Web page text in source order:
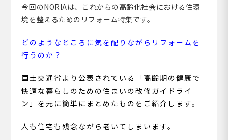
今回のNORIAは、これからの高齢化社会における住環
境を整えるためのリフォーム特集です。
どのようなところに気を配りながらリフォームを
行うのか？
国土交通省より公表されている「高齢期の健康で
快適な暮らしのための住まいの改修ガイドライ
ン」を元に簡単にまとめたものをご紹介します。
人も住宅も残念ながら老いてしまいます。